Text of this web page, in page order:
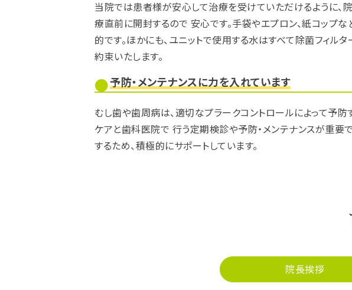
当院では患者様が安心して治療を受けていただけるように、
療直前に開封するので 安心です。手袋やエプロン、紙コップ
的です。ほかにも、ユニットで使用する水はすべて除菌フィ
約束いたします。
予防・メンテナンスに力を入れています
むし歯や歯周病は、適切なプラークコントロールによって予
ケアと歯科医院で 行う定期検診や予防・メンテナンスが重要
するため、積極的にサポートしています。
院長挨拶